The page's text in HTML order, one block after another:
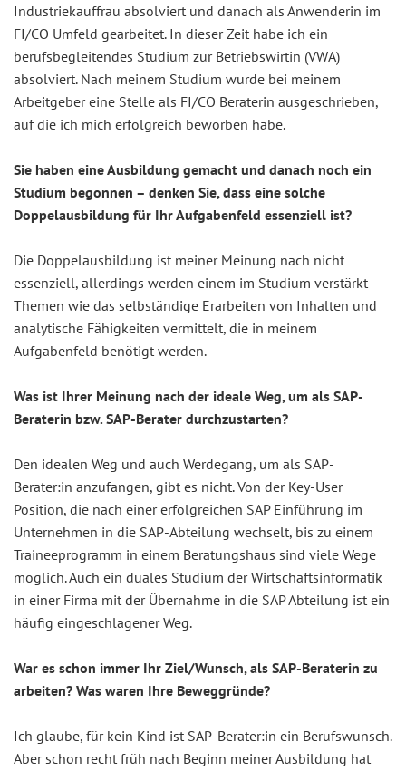
Industriekauffrau absolviert und danach als Anwenderin im
FI/CO Umfeld gearbeitet. In dieser Zeit habe ich ein
berufsbegleitendes Studium zur Betriebswirtin (VWA)
absolviert. Nach meinem Studium wurde bei meinem
Arbeitgeber eine Stelle als FI/CO Beraterin ausgeschrieben,
auf die ich mich erfolgreich beworben habe.
Sie haben eine Ausbildung gemacht und danach noch ein
Studium begonnen – denken Sie, dass eine solche
Doppelausbildung für Ihr Aufgabenfeld essenziell ist?
Die Doppelausbildung ist meiner Meinung nach nicht
essenziell, allerdings werden einem im Studium verstärkt
Themen wie das selbständige Erarbeiten von Inhalten und
analytische Fähigkeiten vermittelt, die in meinem
Aufgabenfeld benötigt werden.
Was ist Ihrer Meinung nach der ideale Weg, um als SAP-
Beraterin bzw. SAP-Berater durchzustarten?
Den idealen Weg und auch Werdegang, um als SAP-
Berater:in anzufangen, gibt es nicht. Von der Key-User
Position, die nach einer erfolgreichen SAP Einführung im
Unternehmen in die SAP-Abteilung wechselt, bis zu einem
Traineeprogramm in einem Beratungshaus sind viele Wege
möglich. Auch ein duales Studium der Wirtschaftsinformatik
in einer Firma mit der Übernahme in die SAP Abteilung ist ein
häufig eingeschlagener Weg.
War es schon immer Ihr Ziel/Wunsch, als SAP-Beraterin zu
arbeiten? Was waren Ihre Beweggründe?
Ich glaube, für kein Kind ist SAP-Berater:in ein Berufswunsch.
Aber schon recht früh nach Beginn meiner Ausbildung hat